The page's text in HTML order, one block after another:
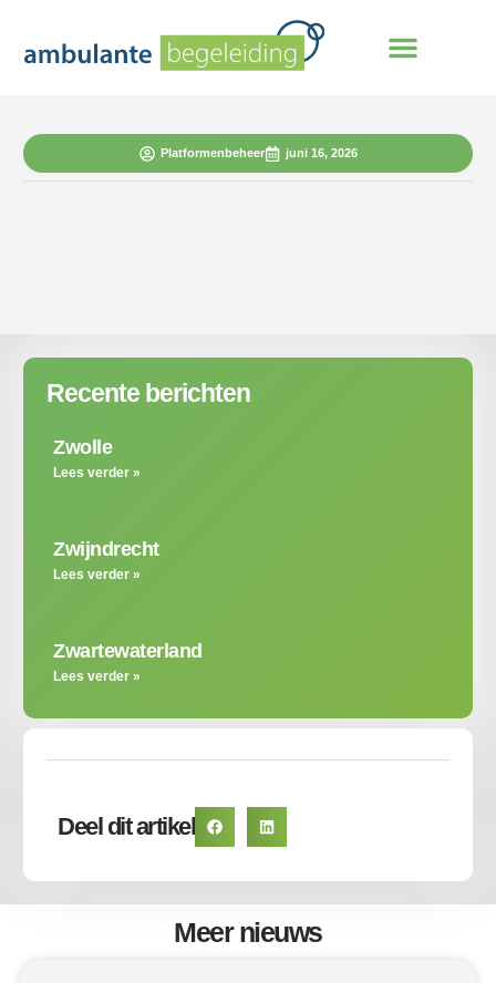
Platformenbeheer juni 16, 2026
Deel dit artikel
Recente berichten
Zwolle
Lees verder »
Zwijndrecht
Lees verder »
Zwartewaterland
Lees verder »
Meer nieuws